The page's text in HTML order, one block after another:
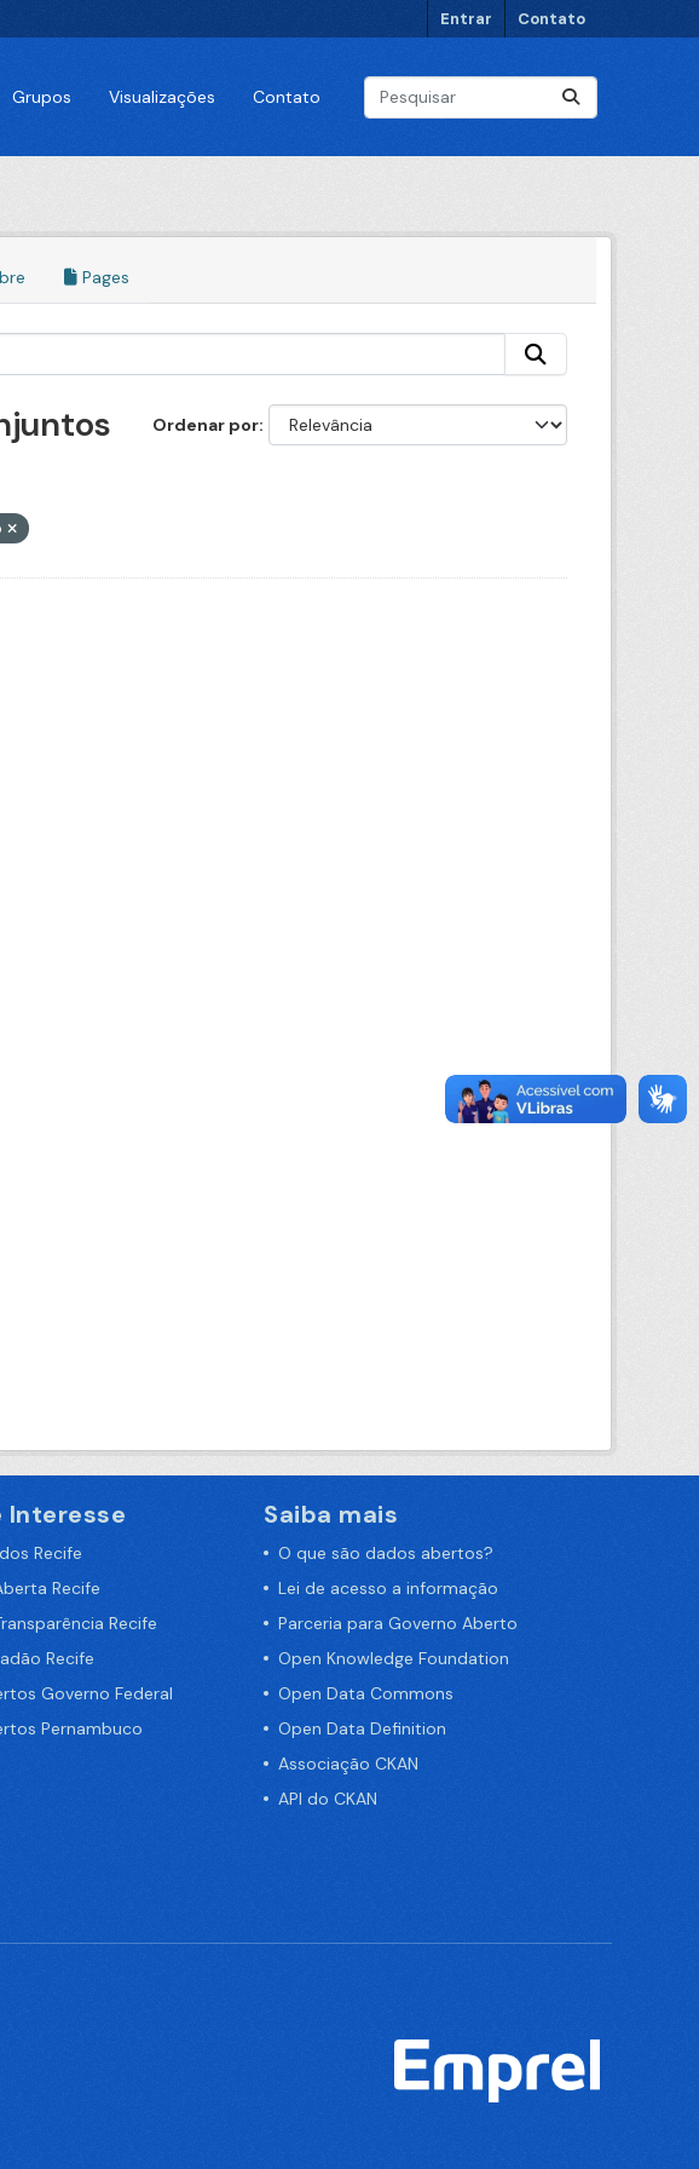
Entrar Contato
Grupos Visualizações Contato
Pages
Ordenar por
Interesse
Recife
Recife
Recife
Recife
Governo Federal
Pernambuco
Saiba mais
O que são dados abertos?
Lei de acesso a informação
Parceria para Governo Aberto
Open Knowledge Foundation
Open Data Commons
Open Data Definition
Associação CKAN
API do CKAN